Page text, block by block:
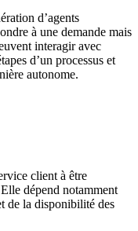
d’agents
à une demande mais
interagir avec
d’un processus et
autonome.
client à être
dépend notamment
de la disponibilité des